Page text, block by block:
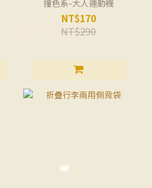
撞色系-大人運動襪
NT$170
NT$290